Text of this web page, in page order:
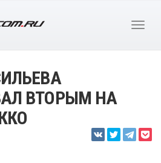
ВТОРЫМ НА